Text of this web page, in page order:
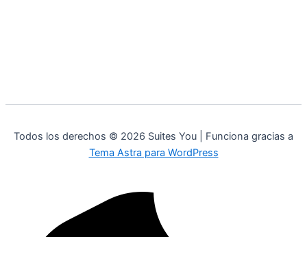
Todos los derechos © 2026 Suites You | Funciona gracias a
Tema Astra para WordPress